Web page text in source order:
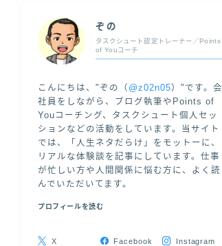
ぞの
タスクシュート認定トレーナー／Points
of Youコーチ
こんにちは、"ぞの（ @z02n05）"です。会
社員をしながら、ブログ執筆やPoints of
Youコーチング、タスクシュート個人セッ
ションなどの活動をしています。当サイト
では、「人生ネタだらけ」をモットーに、
リアルな体験談を記事にしています。仕事
が忙しい方や人間関係に悩む方に、よく読
んでいただいてます。
プロフィールを読む
X Facebook
Instagram